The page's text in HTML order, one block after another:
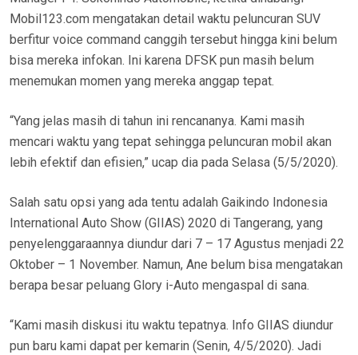
Mobil123.com mengatakan detail waktu peluncuran SUV
berfitur voice command canggih tersebut hingga kini belum
bisa mereka infokan. Ini karena DFSK pun masih belum
menemukan momen yang mereka anggap tepat.
“Yang jelas masih di tahun ini rencananya. Kami masih
mencari waktu yang tepat sehingga peluncuran mobil akan
lebih efektif dan efisien,” ucap dia pada Selasa (5/5/2020).
Salah satu opsi yang ada tentu adalah Gaikindo Indonesia
International Auto Show (GIIAS) 2020 di Tangerang, yang
penyelenggaraannya diundur dari 7 – 17 Agustus menjadi 22
Oktober – 1 November. Namun, Ane belum bisa mengatakan
berapa besar peluang Glory i-Auto mengaspal di sana.
“Kami masih diskusi itu waktu tepatnya. Info GIIAS diundur
pun baru kami dapat per kemarin (Senin, 4/5/2020). Jadi